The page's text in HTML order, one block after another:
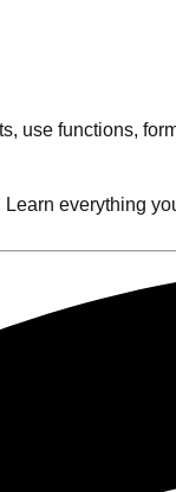
use functions,
everything